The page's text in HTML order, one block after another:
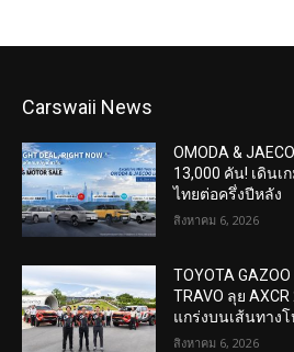
Carswaii News
OMODA &
13,000 คัน! เดินเ
ไทยต่อครึ่งปีหลัง
สิงหาคม 6, 2026
TOYOTA
TRAVO ลุย
แกร่งบนเส้นทางโ
สิงหาคม 6, 2026